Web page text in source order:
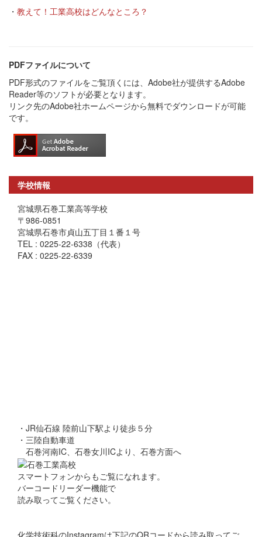
・ 教えて！工業高校はどんなところ？
PDFファイルについて
PDF形式のファイルをご覧頂くには、Adobe社が提供するAdobe
Reader等のソフトが必要となります。
リンク先のAdobe社ホームページから無料でダウンロードが可能
です。
学校情報
宮城県石巻工業高等学校
〒986-0851
宮城県石巻市貞山五丁目１番１号
TEL : 0225-22-6338（代表）
FAX : 0225-22-6339
・JR仙石線 陸前山下駅より徒歩５分
・三陸自動車道
石巻河南IC、石巻女川ICより、石巻方面へ
スマートフォンからもご覧になれます。
バーコードリーダー機能で
読み取ってご覧ください。
化学技術科のInstagramは下記のQRコードから読み取ってご